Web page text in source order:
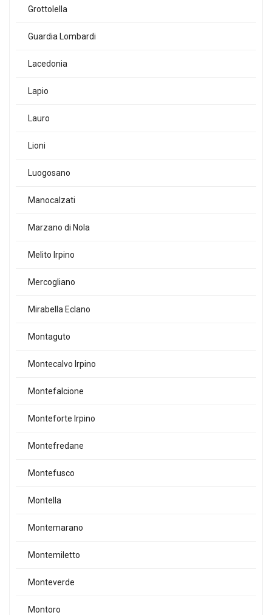
Grottolella
Guardia Lombardi
Lacedonia
Lapio
Lauro
Lioni
Luogosano
Manocalzati
Marzano di Nola
Melito Irpino
Mercogliano
Mirabella Eclano
Montaguto
Montecalvo Irpino
Montefalcione
Monteforte Irpino
Montefredane
Montefusco
Montella
Montemarano
Montemiletto
Monteverde
Montoro